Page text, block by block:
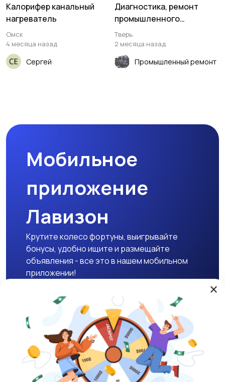
Калорифер канальный
нагреватель
Омск
4 месяца назад
Сергей
Диагностика, ремонт
промышленного
оборудования
Тверь
2 месяца назад
Промышленный ремонт
Мобильное
приложение
Лавизон
Крутите колесо фортуны, выигрывайте
бонусы, удобно ищите и размещайте
объявления - все это в нашем мобильном
приложении!
Скачать APK
Магазины Блог
О нас
Служба поддержки
×